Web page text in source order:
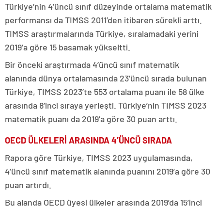
Türkiye’nin 4’üncü sınıf düzeyinde ortalama matematik
performansı da TIMSS 2011’den itibaren sürekli arttı.
TIMSS araştırmalarında Türkiye, sıralamadaki yerini
2019’a göre 15 basamak yükseltti.
Bir önceki araştırmada 4’üncü sınıf matematik
alanında dünya ortalamasında 23’üncü sırada bulunan
Türkiye, TIMSS 2023’te 553 ortalama puanı ile 58 ülke
arasında 8’inci sıraya yerleşti. Türkiye’nin TIMSS 2023
matematik puanı da 2019’a göre 30 puan arttı.
OECD ÜLKELERİ ARASINDA 4’ÜNCÜ SIRADA
Rapora göre Türkiye, TIMSS 2023 uygulamasında,
4’üncü sınıf matematik alanında puanını 2019’a göre 30
puan artırdı.
Bu alanda OECD üyesi ülkeler arasında 2019’da 15’inci